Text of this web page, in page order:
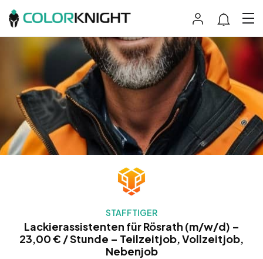
STAFFTIGER
Lackierassistenten für Rösrath (m/w/d) –
23,00 € / Stunde – Teilzeitjob, Vollzeitjob,
Nebenjob